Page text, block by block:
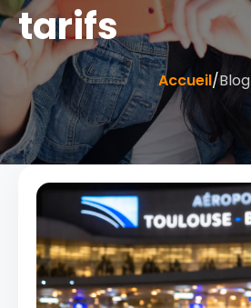
tarifs
Accueil/Blog